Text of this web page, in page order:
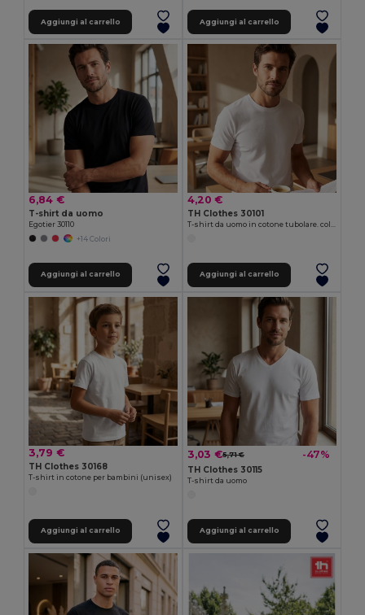
Aggiungi al carrello Aggiungi al carrello
6,84 €
T-shirt da uomo
Egotier 30110
+14 Colori
Aggiungi al carrello
4,20 €
TH Clothes 30101
Aggiungi al carrello
3,79 €
TH Clothes 30168
T-shirt in cotone per bambini (unisex)
Aggiungi al carrello
3,03 €5,71 € -47%
TH Clothes 30115
T-shirt da uomo
Aggiungi al carrello